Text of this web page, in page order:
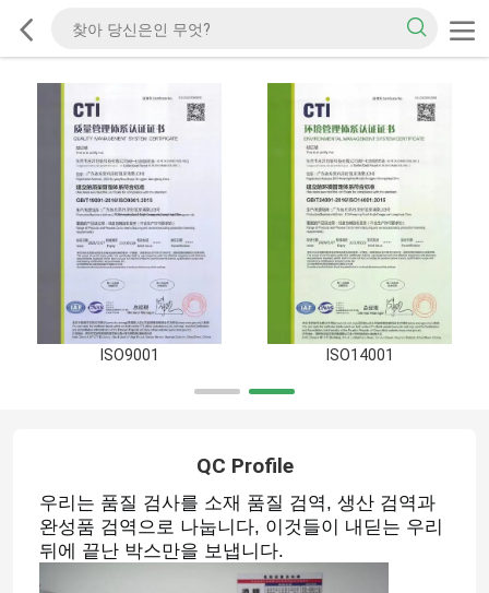
ISO9001 ISO14001
QC Profile
우리는 품질 검사를 소재 품질 검역, 생산 검역과
완성품 검역으로 나눕니다, 이것들이 내딛는 우리
뒤에 끝난 박스만을 보냅니다.